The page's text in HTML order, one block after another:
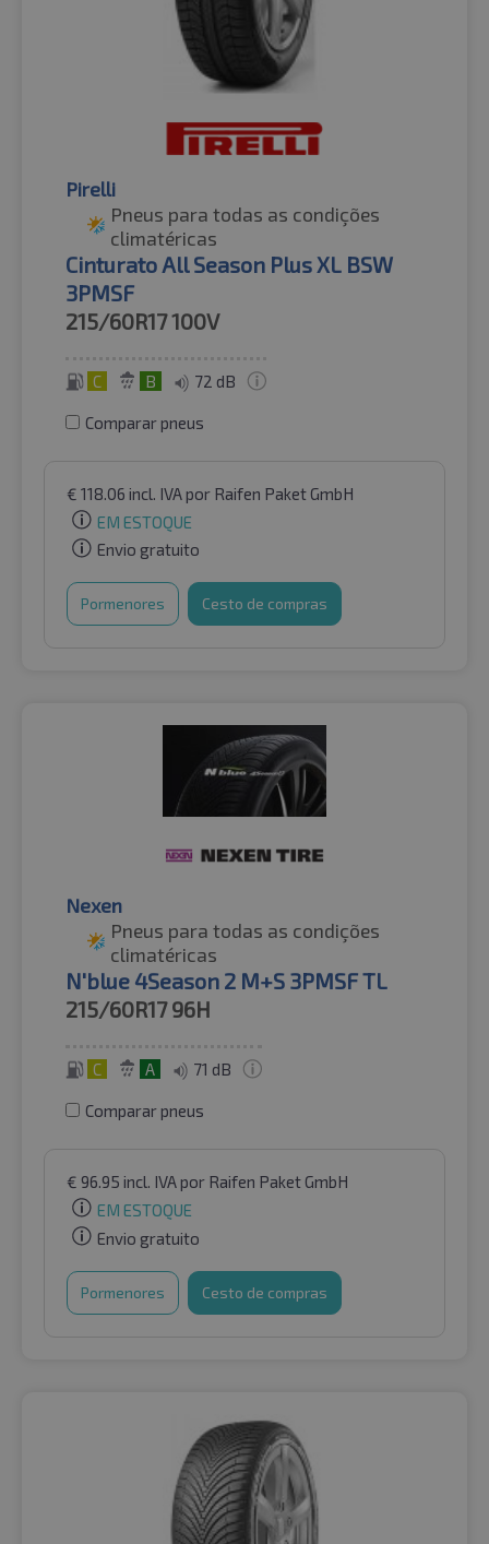
Pirelli
Pneus para todas as condições
climatéricas
Cinturato All Season Plus XL BSW
3PMSF
215/60R17100V
C B 72 dB
Comparar pneus
€ 118.06 incl. IVApor Raifen Paket GmbH
EM ESTOQUE
Envio gratuito
Pormenores Cesto de compras
Nexen
Pneus para todas as condições
climatéricas
N'blue 4Season 2 M+S 3PMSF TL
215/60R17 96H
C A 71 dB
Comparar pneus
€ 96.95 incl. IVApor Raifen Paket GmbH
EM ESTOQUE
Envio gratuito
Pormenores Cesto de compras